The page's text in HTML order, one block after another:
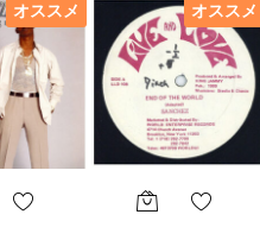
オススメ オススメ